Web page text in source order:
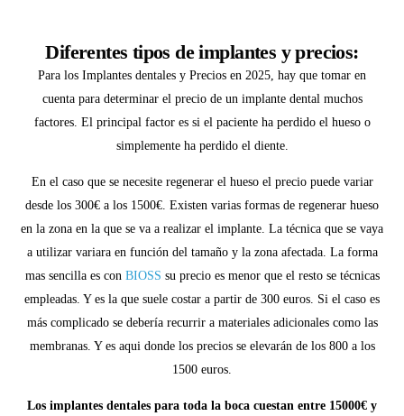
Diferentes tipos de implantes y precios:
Para los Implantes dentales y Precios en 2025, hay que tomar en
cuenta para determinar el precio de un implante dental muchos
factores. El principal factor es si el paciente ha perdido el hueso o
simplemente ha perdido el diente.
En el caso que se necesite regenerar el hueso el precio puede variar
desde los 300€ a los 1500€. Existen varias formas de regenerar hueso
en la zona en la que se va a realizar el implante. La técnica que se vaya
a utilizar variara en función del tamaño y la zona afectada. La forma
mas sencilla es con BIOSS su precio es menor que el resto se técnicas
empleadas. Y es la que suele costar a partir de 300 euros. Si el caso es
más complicado se debería recurrir a materiales adicionales como las
membranas. Y es aqui donde los precios se elevarán de los 800 a los
1500 euros.
Los implantes dentales para toda la boca cuestan entre 15000€ y